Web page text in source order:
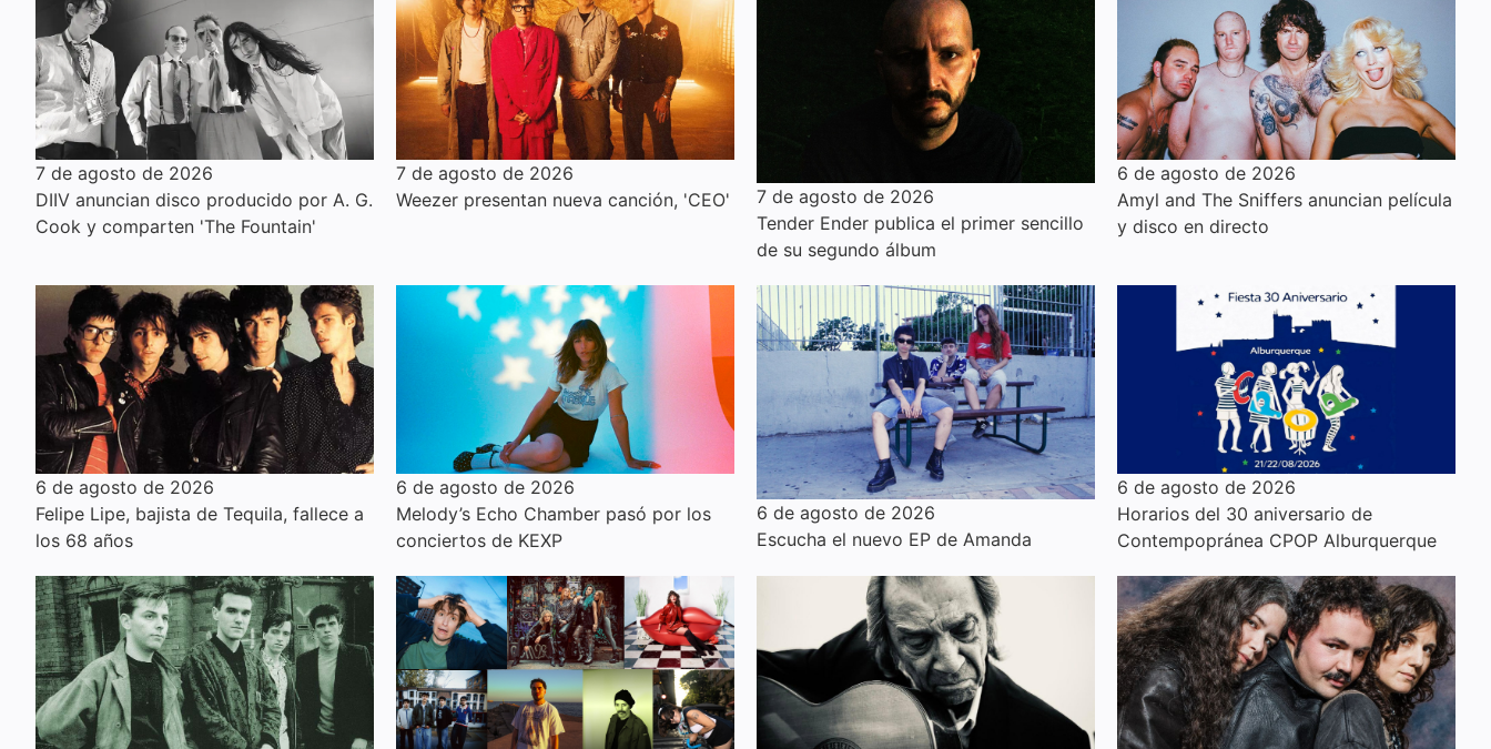
7 de agosto de 2026
DIIV anuncian disco producido por A. G.
Cook y comparten 'The Fountain'
7 de agosto de 2026
Weezer presentan nueva canción, 'CEO'
7 de agosto de 2026
Tender Ender publica el primer sencillo
de su segundo álbum
6 de agosto de 2026
Amyl and The Sniffers anuncian película
y disco en directo
6 de agosto de 2026
Felipe Lipe, bajista de Tequila, fallece a
los 68 años
6 de agosto de 2026
Melody’s Echo Chamber pasó por los
conciertos de KEXP
6 de agosto de 2026
Escucha el nuevo EP de Amanda
6 de agosto de 2026
Horarios del 30 aniversario de
Contempopránea CPOP Alburquerque